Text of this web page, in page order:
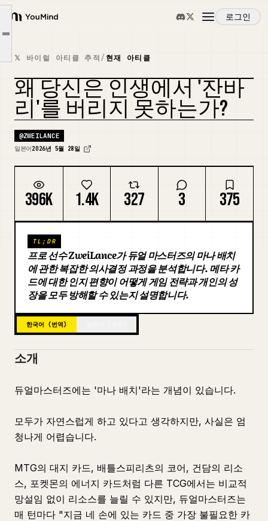
YouMind
로그인
개요
사용 사례
스킬
프롬프트
가격
다운로드
블로그
업데이트
서로를 이해할 수 없다는 것을 이해하기
"충전할 거면 넣을 의미가 없다"는 주장
결론
𝕏 바이럴 아티클 추적/ 현재 아티클
왜 당신은 인생에서 '잔바
리'를 버리지 못하는가?
@ZWEILANCE
일본어2026년 5월 28일
396K 1.4K 327 3 375
TL;DR
프로 선수 ZweiLance가 듀얼 마스터즈의 마나 배치
에 관한 복잡한 의사결정 과정을 분석합니다. 메타 카
드에 대한 인지 편향이 어떻게 게임 전략과 개인의 성
장을 모두 방해할 수 있는지 설명합니다.
한국어 (번역)
소개
듀얼마스터즈에는 '마나 배치'라는 개념이 있습니다.
모두가 자연스럽게 하고 있다고 생각하지만, 사실은 엄
청나게 어렵습니다.
MTG의 대지 카드, 배틀스피리츠의 코어, 건담의 리소
스, 포켓몬의 에너지 카드처럼 다른 TCG에서는 비교적
망설임 없이 리소스를 늘릴 수 있지만, 듀얼마스터즈는
매 턴마다 "지금 네 손에 있는 카드 중 가장 불필요한 카